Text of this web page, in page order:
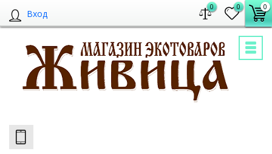
Вход
0 0 0